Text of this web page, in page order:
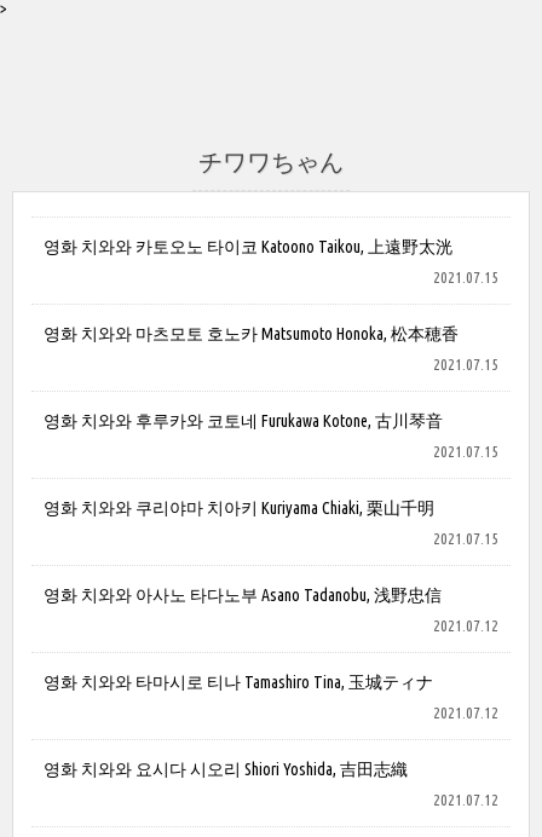
>
チワワちゃん
영화 치와와 카토오노 타이코 Katoono Taikou, 上遠野太洸
2021.07.15
영화 치와와 마츠모토 호노카 Matsumoto Honoka, 松本穂香
2021.07.15
영화 치와와 후루카와 코토네 Furukawa Kotone, 古川琴音
2021.07.15
영화 치와와 쿠리야마 치아키 Kuriyama Chiaki, 栗山千明
2021.07.15
영화 치와와 아사노 타다노부 Asano Tadanobu, 浅野忠信
2021.07.12
영화 치와와 타마시로 티나 Tamashiro Tina, 玉城ティナ
2021.07.12
영화 치와와 요시다 시오리 Shiori Yoshida, 吉田志織
2021.07.12